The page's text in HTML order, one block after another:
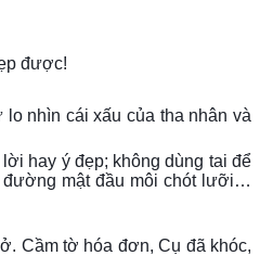
được!
nhìn cái xấu của tha nhân và
hay ý đẹp; không dùng tai để
đường mật đầu môi chót lưỡi…
Cầm tờ hóa đơn, Cụ đã khóc,